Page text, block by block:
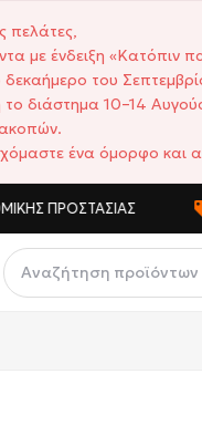
πελάτες,
με ένδειξη «Κατόπιν
του
διάστημα 10–14
ένα όμορφο και
ΠΡΟΣΤΑΣΊΑΣ